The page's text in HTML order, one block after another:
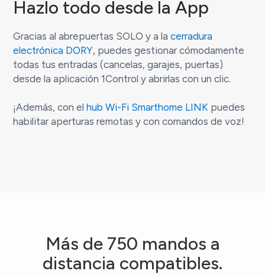
Hazlo todo desde la App
Gracias al abrepuertas SOLO y a lacerradura
electrónica DORY, puedes gestionar cómodamente
todas tus entradas (cancelas, garajes, puertas)
desde la aplicación 1Control y abrirlas con un clic.
¡Además, con elhub Wi-Fi Smarthome LINK puedes
habilitar aperturas remotas y con comandos de voz!
Más de 750 mandos a
distancia compatibles.